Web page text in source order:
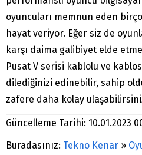
oyuncuları memnun eden
hayat veriyor. Eğer siz de
karşı daima galibiyet elde
Pusat V serisi kablolu ve
dilediğinizi edinebilir, sahip
zafere daha kolay
Güncelleme Tarihi: 10.01.2023
Buradasınız: Tekno Kenar »